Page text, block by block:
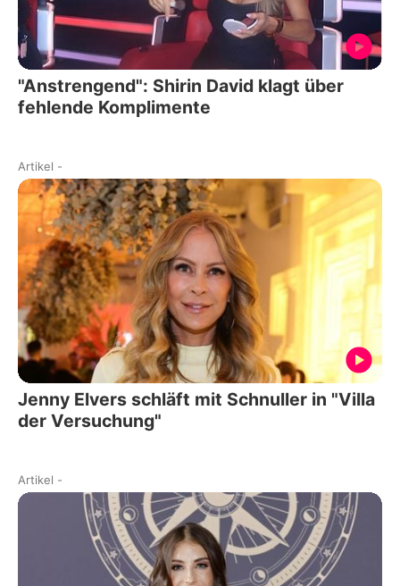
"Anstrengend": Shirin David klagt über
fehlende Komplimente
Artikel -
Jenny Elvers schläft mit Schnuller in "Villa
der Versuchung"
Artikel -